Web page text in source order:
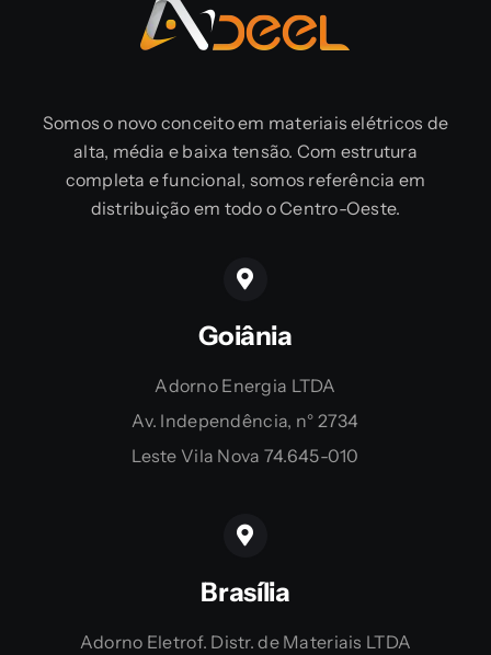
Somos o novo conceito em materiais elétricos de
alta, média e baixa tensão. Com estrutura
completa e funcional, somos referência em
distribuição em todo o Centro-Oeste.
Goiânia
Adorno Energia LTDA
Av. Independência, n° 2734
Leste Vila Nova 74.645-010
Brasília
Adorno Eletrof. Distr. de Materiais LTDA